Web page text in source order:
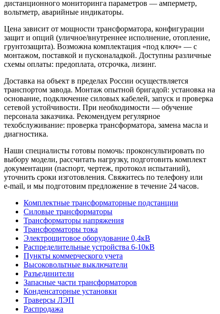
дистанционного мониторинга параметров — амперметр,
вольтметр, аварийные индикаторы.
Цена зависит от мощности трансформатора, конфигурации
защит и опций (уличное/внутреннее исполнение, отопление,
грунтозащита). Возможна комплектация «под ключ» — с
монтажом, поставкой и пусконаладкой. Доступны различные
схемы оплаты: предоплата, отсрочка, лизинг.
Доставка на объект в пределах России осуществляется
транспортом завода. Монтаж опытной бригадой: установка на
основание, подключение силовых кабелей, запуск и проверка
сетевой устойчивости. При необходимости — обучение
персонала заказчика. Рекомендуем регулярное
техобслуживание: проверка трансформатора, замена масла и
диагностика.
Наши специалисты готовы помочь: проконсультировать по
выбору модели, рассчитать нагрузку, подготовить комплект
документации (паспорт, чертеж, протокол испытаний),
уточнить сроки изготовления. Свяжитесь по телефону или
e‑mail, и мы подготовим предложение в течение 24 часов.
Комплектные трансформаторные подстанции
Силовые трансформаторы
Трансформаторы напряжения
Трансформаторы тока
Электрощитовое оборудование 0,4кВ
Распределительные устройства 6-10кВ
Пункты коммерческого учета
Высоковольтные выключатели
Разъединители
Запасные части трансформаторов
Конденсаторные установки
Траверсы ЛЭП
Распродажа